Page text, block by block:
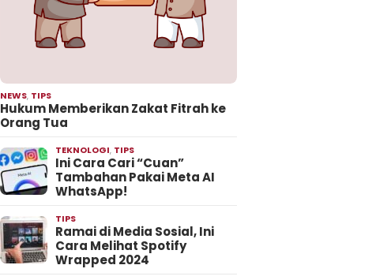
NEWS, TIPS
Hukum Memberikan Zakat Fitrah ke
Orang Tua
TEKNOLOGI, TIPS
Ini Cara Cari “Cuan”
Tambahan Pakai Meta AI
WhatsApp!
TIPS
Ramai di Media Sosial, Ini
Cara Melihat Spotify
Wrapped 2024